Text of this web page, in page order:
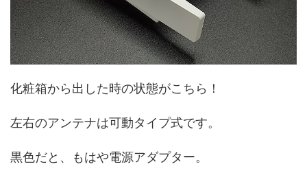
化粧箱から出した時の状態がこちら！
左右のアンテナは可動タイプ式です。
黒色だと、もはや電源アダプター。